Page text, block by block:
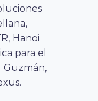
Hanoi
para el
Guzmán,